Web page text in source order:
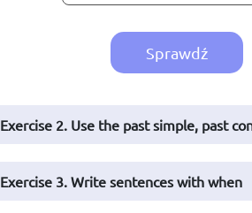
Sprawdź
Exercise 2. Use the past simple, past
Exercise 3. Write sentences with when